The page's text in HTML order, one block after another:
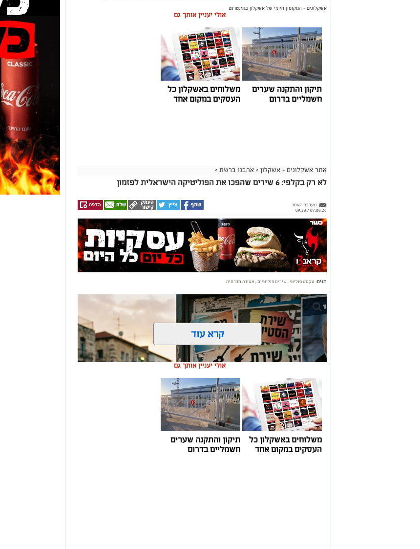
אשקלונים - המקומון היומי של אשקלון באינטרנט
אולי יעניין אותך גם
תיקון והתקנה שערים
חשמליים בדרום
משלוחים באשקלון כל
העסקים במקום אחד
אתר אשקלונים - אשקלון > אהבנו ברשת >
לא רק בקלפי: 6 שירים שהפכו את הפוליטיקה הישראלית לפזמון
מערכת האתר
07.08.26 / 09:33
תגים: טקסט פוליטי,שירים פוליטיים, אמירה חברתית
קרא עוד
אולי יעניין אותך גם
משלוחים באשקלון כל
העסקים במקום אחד
תיקון והתקנה שערים
חשמליים בדרום